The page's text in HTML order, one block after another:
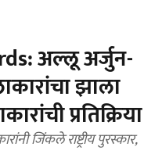
अल्लू अर्जुन-
झाला
प्रतिक्रिया
जिंकले राष्ट्रीय पुरस्कार,